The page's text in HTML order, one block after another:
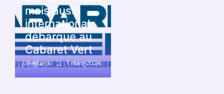
mais aussi
international,
débarque au
Cabaret Vert
ReMarck 1 mars 2024